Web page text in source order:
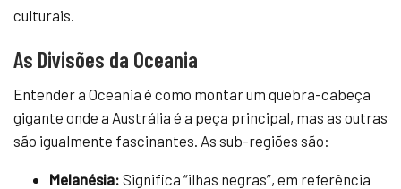
culturais.
As Divisões da Oceania
Entender a Oceania é como montar um quebra-cabeça
gigante onde a Austrália é a peça principal, mas as outras
são igualmente fascinantes. As sub-regiões são:
Melanésia: Significa “ilhas negras”, em referência